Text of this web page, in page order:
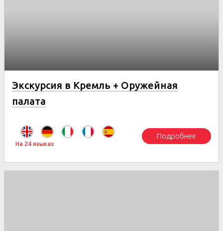
Экскурсия в Кремль + Оружейная
палата
На 24 языках
Подробнее